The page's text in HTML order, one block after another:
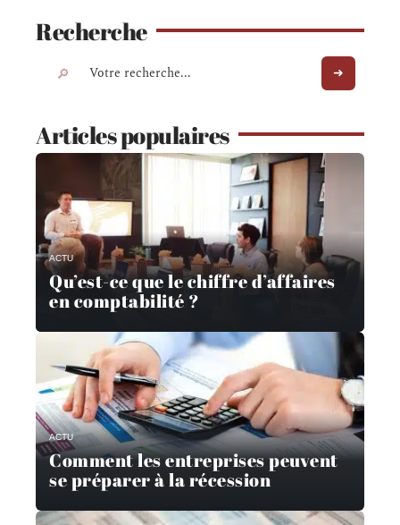
Recherche
Articles populaires
ACTU
Qu’est-ce que le chiffre d’affaires
en comptabilité ?
ACTU
Comment les entreprises peuvent
se préparer à la récession